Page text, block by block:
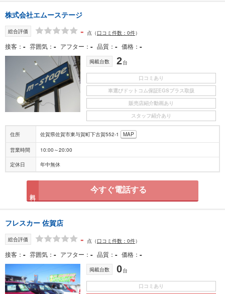
株式会社エムーステージ
総合評価 - 点 （口コミ件数：0件）
接客 - 雰囲気 - アフター - 品質 - 価格 -
掲載台数 2台
口コミあり
車選びドットコム保証EGSプラス取扱
販売店紹介動画あり
スタッフ紹介あり
住所 佐賀県佐賀市東与賀町下古賀552-1 MAP
営業時間 10:00～20:00
定休日 年中無休
今すぐ電話する
フレスカー 佐賀店
総合評価 - 点 （口コミ件数：0件）
接客 - 雰囲気 - アフター - 品質 - 価格 -
掲載台数 0台
口コミあり